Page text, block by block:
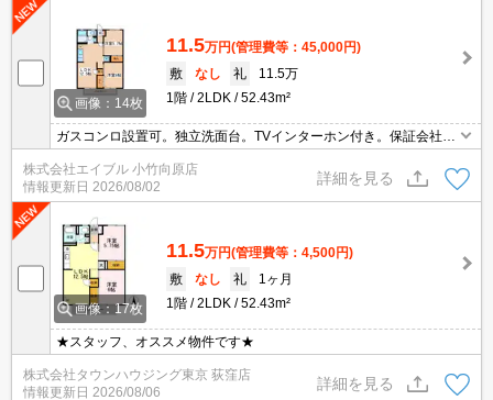
画像：14枚
11.5万円(管理費等：45,000円)
敷
なし 礼
11.5万
1階
2LDK 52.43m²
ガスコンロ設置可。独立洗面台。TVインターホン付き。保証会社要
（初回3.5万円、月総額の1％＋800円/月）。
株式会社エイブル 小竹向原店
情報更新日 2026/08/02
詳細を見る
画像：17枚
11.5万円(管理費等：4,500円)
敷
なし 礼
1ヶ月
1階
2LDK 52.43m²
★スタッフ、オススメ物件です★
株式会社タウンハウジング東京 荻窪店
情報更新日 2026/08/06
詳細を見る